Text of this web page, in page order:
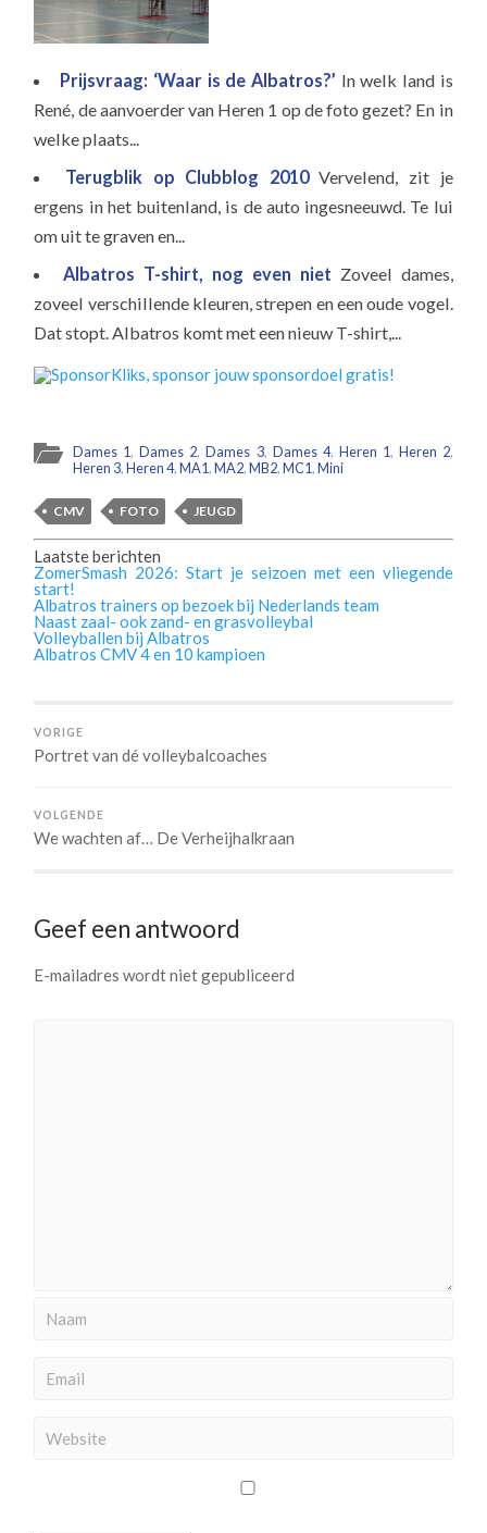
Prijsvraag: ‘Waar is de Albatros?’ In welk land is
René, de aanvoerder van Heren 1 op de foto gezet? En in
welke plaats...
Terugblik op Clubblog 2010Vervelend, zit je
ergens in het buitenland, is de auto ingesneeuwd. Te lui
om uit te graven en...
Albatros T-shirt, nog even niet Zoveel dames,
zoveel verschillende kleuren, strepen en een oude vogel.
Dat stopt. Albatros komt met een nieuw T-shirt,...
Dames 1,Dames 2,Dames 3, Dames 4, Heren 1, Heren 2,
Heren 3,Heren 4,MA1,MA2,MB2,MC1,Mini
CMV FOTO JEUGD
Laatste berichten
ZomerSmash 2026: Start je seizoen met een vliegende
start!
Albatros trainers op bezoek bij Nederlands team
Naast zaal- ook zand- en grasvolleybal
Volleyballen bij Albatros
Albatros CMV 4 en 10 kampioen
VORIGE
Portret van dé volleybalcoaches
VOLGENDE
We wachten af… De Verheijhalkraan
Geef een antwoord
E-mailadres wordt niet gepubliceerd